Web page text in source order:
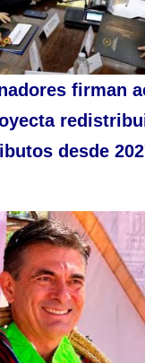
firman
desde